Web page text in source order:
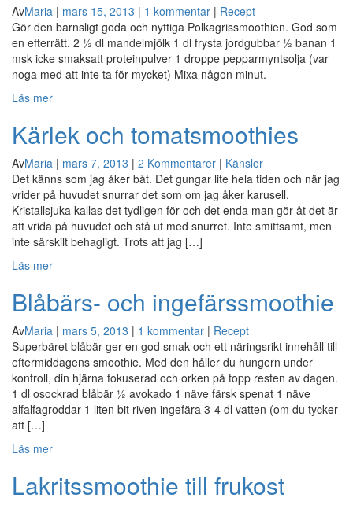
AvMaria | mars 15, 2013 | 1 kommentar | Recept
Gör den barnsligt goda och nyttiga Polkagrissmoothien. God som
en efterrätt. 2 ½ dl mandelmjölk 1 dl frysta jordgubbar ½ banan 1
msk icke smaksatt proteinpulver 1 droppe pepparmyntsolja (var
noga med att inte ta för mycket) Mixa någon minut.
Läs mer
Kärlek och tomatsmoothies
AvMaria | mars 7, 2013 | 2 Kommentarer | Känslor
Det känns som jag åker båt. Det gungar lite hela tiden och när jag
vrider på huvudet snurrar det som om jag åker karusell.
Kristallsjuka kallas det tydligen för och det enda man gör åt det är
att vrida på huvudet och stå ut med snurret. Inte smittsamt, men
inte särskilt behagligt. Trots att jag […]
Läs mer
Blåbärs- och ingefärssmoothie
AvMaria | mars 5, 2013 | 1 kommentar | Recept
Superbäret blåbär ger en god smak och ett näringsrikt innehåll till
eftermiddagens smoothie. Med den håller du hungern under
kontroll, din hjärna fokuserad och orken på topp resten av dagen.
1 dl osockrad blåbär ½ avokado 1 näve färsk spenat 1 näve
alfalfagroddar 1 liten bit riven ingefära 3-4 dl vatten (om du tycker
att […]
Läs mer
Lakritssmoothie till frukost